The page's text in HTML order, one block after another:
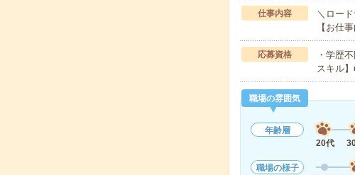
仕事内容
＼ロー
【お仕
応募資格
・学歴
スキル
職場の雰囲気
年齢層
20代
職場の様子